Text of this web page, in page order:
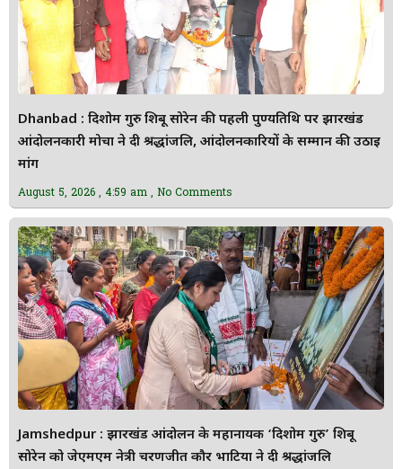
Dhanbad : दिशोम गुरु शिबू सोरेन की पहली पुण्यतिथि पर झारखंड
आंदोलनकारी मोर्चा ने दी श्रद्धांजलि, आंदोलनकारियों के सम्मान की उठाई
मांग
August 5, 2026 4:59 am No Comments
Jamshedpur : झारखंड आंदोलन के महानायक ‘दिशोम गुरु’ शिबू
सोरेन को जेएमएम नेत्री चरणजीत कौर भाटिया ने दी श्रद्धांजलि